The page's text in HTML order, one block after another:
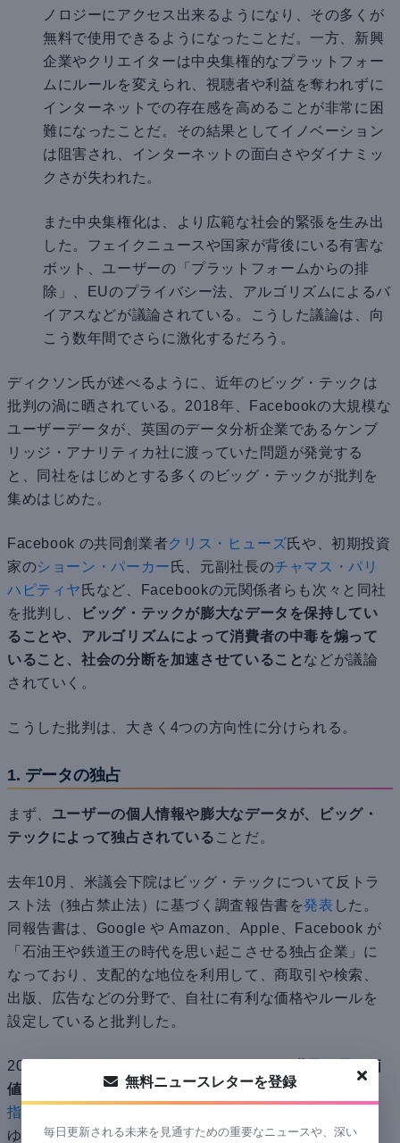
ノロジーにアクセス出来るようになり、その多くが
無料で使用できるようになったことだ。一方、新興
企業やクリエイターは中央集権的なプラットフォー
ムにルールを変えられ、視聴者や利益を奪われずに
インターネットでの存在感を高めることが非常に困
難になったことだ。その結果としてイノベーション
は阻害され、インターネットの面白さやダイナミッ
クさが失われた。
また中央集権化は、より広範な社会的緊張を生み出
した。フェイクニュースや国家が背後にいる有害な
ボット、ユーザーの「プラットフォームからの排
除」、EUのプライバシー法、アルゴリズムによるバ
イアスなどが議論されている。こうした議論は、向
こう数年間でさらに激化するだろう。
ディクソン氏が述べるように、近年のビッグ・テックは
批判の渦に晒されている。2018年、Facebookの大規模な
ユーザーデータが、英国のデータ分析企業であるケンブ
リッジ・アナリティカ社に渡っていた問題が発覚する
と、同社をはじめとする多くのビッグ・テックが批判を
集めはじめた。
Facebook の共同創業者クリス・ヒューズ氏や、初期投資
家のショーン・パーカー 氏、元副社長のチャマス・パリ
ハピティヤ 氏など、Facebookの元関係者らも次々と同社
を批判し、
ビッグ・テックが膨大なデータを保持してい
ることや、アルゴリズムによって消費者の中毒を煽って
いること、社会の分断を加速させていること などが議論
されていく。
こうした批判は、大きく4つの方向性に分けられる。
1. データの独占
まず、 ユーザーの個人情報や膨大なデータが、ビッグ・
テックによって独占されている ことだ。
去年10月、米議会下院はビッグ・テックについて反トラ
スト法（独占禁止法）に基づく調査報告書を発表 した。
同報告書は、Google や Amazon、Apple、Facebook が
「石油王や鉄道王の時代を思い起こさせる独占企業」に
なっており、支配的な地位を利用して、商取引や検索、
出版、広告などの分野で、自社に有利な価格やルールを
設定していると批判した。
2017年、The Economist誌がおこなった「
世界で最も価
値がある資源は、石油ではなくデータだ」という有名な
指摘
ゆるデータを集めることで、膨大な利益を手に入れた。
無料ニュースレターを登録
毎日更新される未来を見通すための重要なニュースや、深い